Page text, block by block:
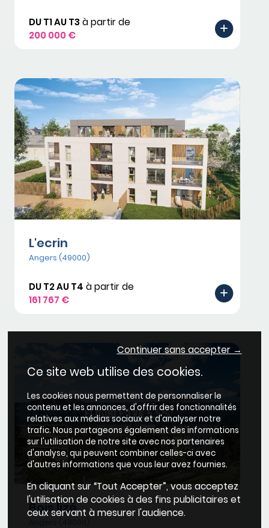
DU T1 AU T3à partir de
200 000 €
L'ecrin
Angers (49000)
DU T2 AU T4 à partir de
161 767 €
Bois lizé
Continuer sans accepter →
Ce site web utilise des cookies.
Les cookies nous permettent de personnaliser le
contenu et les annonces, d'offrir des fonctionnalités
relatives aux médias sociaux et d'analyser notre
trafic. Nous partageons également des informations
sur l'utilisation de notre site avec nos partenaires
d'analyse, qui peuvent combiner celles-ci avec
d'autres informations que vous leur avez fournies.
En cliquant sur “Tout Accepter”, vous acceptez
l'utilisation de cookies à des fins publicitaires et
ceux servant à mesurer l'audience.